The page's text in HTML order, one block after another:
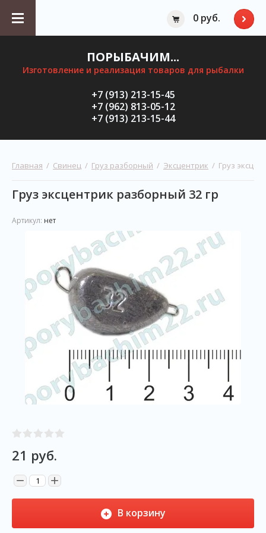
0 руб.
ПОРЫБАЧИМ...
Изготовление и реализация товаров для рыбалки
+7 (913) 213-15-45
+7 (962) 813-05-12
+7 (913) 213-15-44
Главная
  /
Свинец
  /
Груз разборный
  /
Эксцентрик
/  Груз
Груз эксцентрик разборный 32 гр
Артикул: нет
21 руб.
− +
В корзину